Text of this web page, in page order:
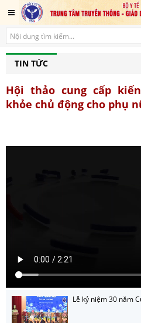
TIN TỨC
Hội thảo cung cấp
khỏe chủ động cho phụ
Lễ kỷ niệm 30 năm